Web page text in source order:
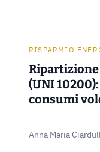
RISPARMIO
(UNI
consumi
Anna Maria